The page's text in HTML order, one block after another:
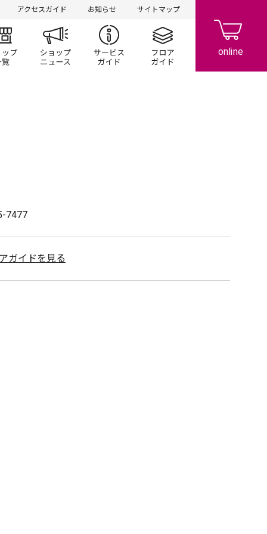
アクセスガイド お知らせ サイトマップ
/キャンペーン
ショップ一覧 ショップニュースサービスガイドフロアガイド
7477
ガイドを見る